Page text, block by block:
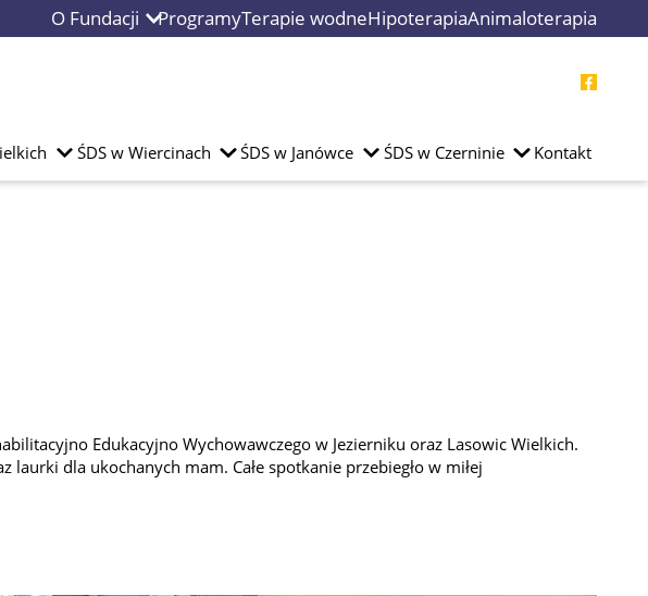
O Fundacji ProgramyTerapie wodneHipoterapiaAnimaloterapia
ŚDS w Wiercinach ŚDS w Janówce ŚDS w Czerninie Kontakt
Edukacyjno Wychowawczego w Jezierniku oraz Lasowic Wielkich.
dla ukochanych mam. Całe spotkanie przebiegło w miłej